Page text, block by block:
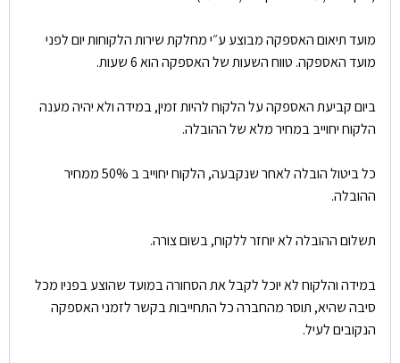
מועד תיאום האספקה מבוצע ע״י מחלקת שירות הלקוחות יום לפני
מועד האספקה. טווח השעות של האספקה הוא 6 שעות.
ביום קביעת האספקה על הלקוח להיות זמין, במידה ולא יהיה מענה
הלקוח יחוייב במחיר מלא של ההובלה.
כל ביטול הובלה לאחר שנקבעה, הלקוח יחוייב ב 50% ממחיר
ההובלה.
תשלום ההובלה לא יוחזר ללקוח, בשום צורה.
במידה והלקוח לא יוכל לקבל את הסחורה במועד שהוצע בפניו מכל
סיבה שהיא, תוסר מהחברה כל התחייבות בקשר לזמני האספקה
הנקובים לעיל.